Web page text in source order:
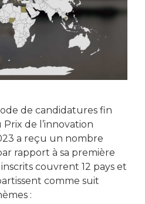
de candidatures fin
de l’innovation
a reçu un nombre
rapport à sa première
couvrent 12 pays et
comme suit
: